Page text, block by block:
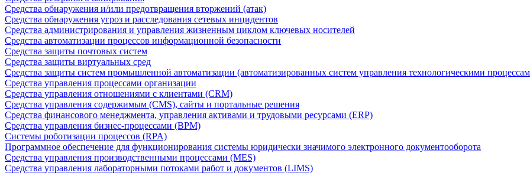
Средства обнаружения и/или предотвращения вторжений (атак)
Средства обнаружения угроз и расследования сетевых инцидентов
Средства администрирования и управления жизненным циклом ключевых носителей
Средства автоматизации процессов информационной безопасности
Средства защиты почтовых систем
Средства защиты виртуальных сред
Средства защиты систем промышленной автоматизации (автоматизированных систем управления технологическими
Средства управления процессами организации
Средства управления отношениями с клиентами (CRM)
Средства управления содержимым (CMS), сайты и портальные решения
Средства финансового менеджмента, управления активами и трудовыми ресурсами (ERP)
Средства управления бизнес-процессами (BPM)
Системы роботизации процессов (RPA)
Программное обеспечение для функционирования системы юридически значимого электронного документооборота
Средства управления производственными процессами (MES)
Средства управления лабораторными потоками работ и документов (LIMS)